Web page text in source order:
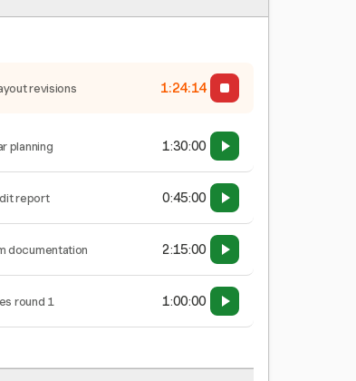
revisions 1:24:15
planning 1:30:00
report 0:45:00
documentation 2:15:00
round 1 1:00:00